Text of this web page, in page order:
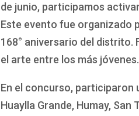
de junio, participamos
Este evento fue organizado
168° aniversario del
el arte entre los más jóvenes.
En el concurso, participaron
Huaylla Grande, Humay,